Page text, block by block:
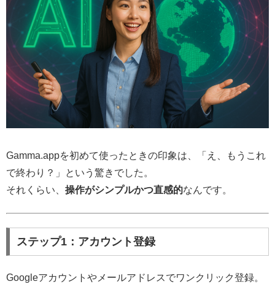
Gamma.appを初めて使ったときの印象は、「え、もうこれ
で終わり？」という驚きでした。
それくらい、 操作がシンプルかつ直感的なんです。
ステップ1：アカウント登録
Googleアカウントやメールアドレスでワンクリック登録。